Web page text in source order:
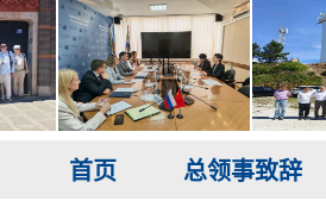
首页 总领事致辞